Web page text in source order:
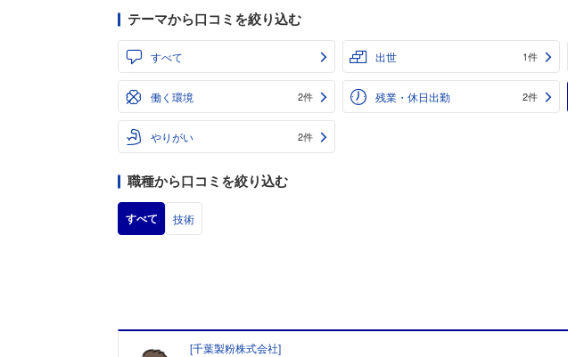
テーマから口コミを絞り込む
すべて 出世 1件
働く環境 2件 残業・休日出勤 2件
やりがい 2件
職種から口コミを絞り込む
すべて 技術
[千葉製粉株式会社]